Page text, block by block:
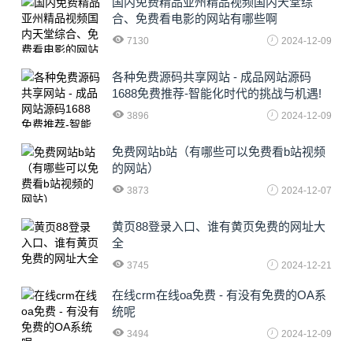
合、免费看电影的网站有哪些啊
7130 2024-12-09
各种免费源码共享网站 - 成品网站源码
1688免费推荐-智能化时代的挑战与机遇!
3896 2024-12-09
免费网站b站（有哪些可以免费看b站视频
的网站）
3873 2024-12-07
黄页88登录入口、谁有黄页免费的网址大
全
3745 2024-12-21
在线crm在线oa免费 - 有没有免费的OA系
统呢
3494 2024-12-09